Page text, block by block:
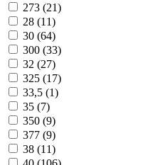
273 (21)
28 (11)
30 (64)
300 (33)
32 (27)
325 (17)
33,5 (1)
35 (7)
350 (9)
377 (9)
38 (11)